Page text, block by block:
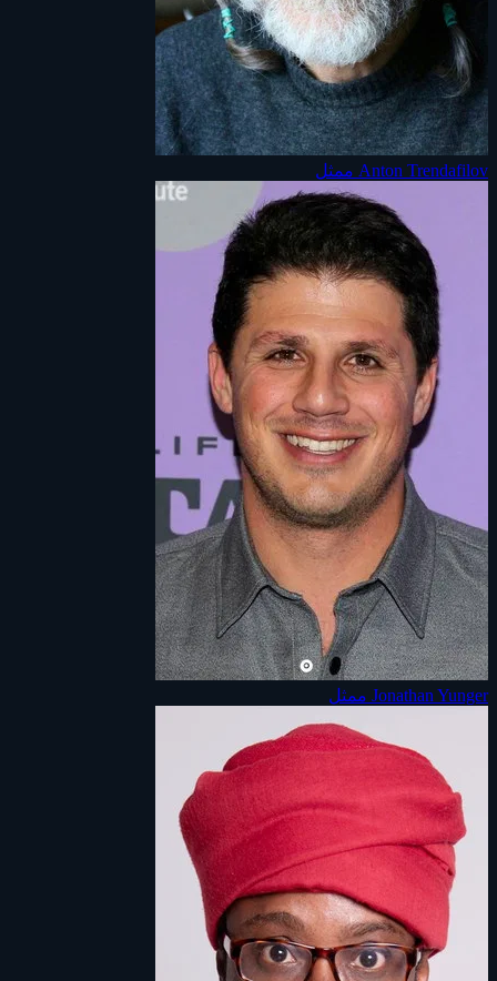
Anton Trendafilov ممثل
Jonathan Yunger ممثل